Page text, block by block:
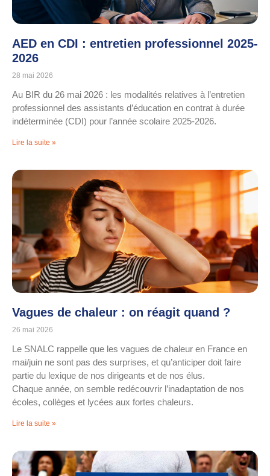
AED en CDI : entretien professionnel 2025-
2026
28 mai 2026
Au BIR du 26 mai 2026 : les modalités relatives à l’entretien
professionnel des assistants d’éducation en contrat à durée
indéterminée (CDI) pour l’année scolaire 2025-2026.
Lire la suite »
Vagues de chaleur : on réagit quand ?
26 mai 2026
Le SNALC rappelle que les vagues de chaleur en France en
mai/juin ne sont pas des surprises, et qu’anticiper doit faire
partie du lexique de nos dirigeants et de nos élus.
Chaque année, on semble redécouvrir l’inadaptation de nos
écoles, collèges et lycées aux fortes chaleurs.
Lire la suite »